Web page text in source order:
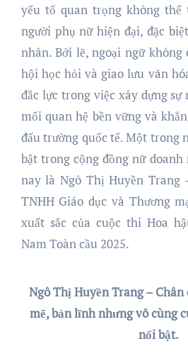
yếu tố quan trọng không
người phụ nữ hiện đại, đặc
nhân. Bởi lẽ, ngoại ngữ
hội học hỏi và giao lưu văn
đắc lực trong việc xây dựng sự
mối quan hệ bền vững và
đấu trường quốc tế. Một trong
bật trong cộng đồng nữ
nay là Ngô Thị Huyền Trang
TNHH Giáo dục và Thương
xuất sắc của cuộc thi Hoa
Nam Toàn cầu 2025.
Ngô Thị Huyền Trang –
mẽ, bản lĩnh nhưng vô cùng
nổi bật.